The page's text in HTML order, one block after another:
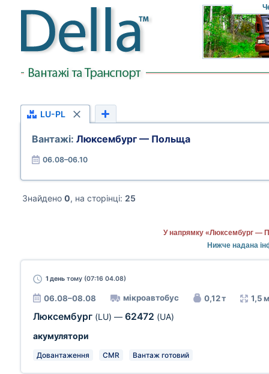
LU-PL
Вантажі: Люксембург — Польща
06.08–06.10
Знайдено 0, на сторінці: 25
У напрямку «Люксембург —
Нижче надана
1 день тому (07:16 04.08)
06.08–08.08 мікроавтобус 0,12 т 1,5
Люксембург (LU) — 62472 (UA)
акумулятори
Довантаження CMR Вантаж готовий